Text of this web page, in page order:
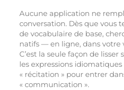
Aucune application ne
conversation. Dès que vous
de vocabulaire de base,
natifs — en ligne, dans votre
C’est la seule façon de lisser
les expressions
« récitation » pour entrer
« communication ».